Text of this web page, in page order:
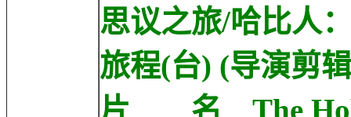
思议之旅/哈比人
旅程(台) (导演剪
片 名 The